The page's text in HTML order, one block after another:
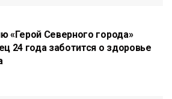
«Герой Северного города»
24 года заботится о здоровье